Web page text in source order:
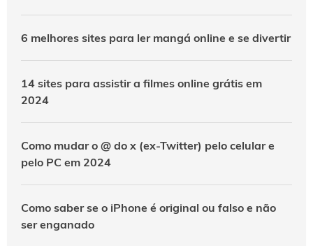
6 melhores sites para ler mangá online e se divertir
14 sites para assistir a filmes online grátis em
2024
Como mudar o @ do x (ex-Twitter) pelo celular e
pelo PC em 2024
Como saber se o iPhone é original ou falso e não
ser enganado